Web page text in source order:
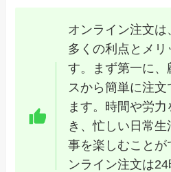
オンライン注文
多くの利点とメリ
す。まず第一に、
スから簡単に注
ます。時間や労
き、忙しい日常
事を楽しむことが
ンライン注文は